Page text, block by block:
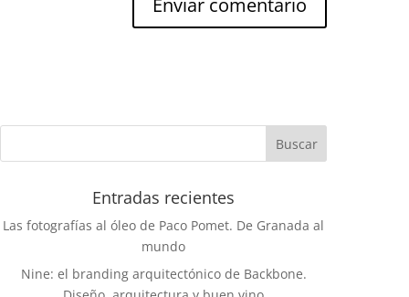
Entradas recientes
Las fotografías al óleo de Paco Pomet. De Granada al
mundo
Nine: el branding arquitectónico de Backbone.